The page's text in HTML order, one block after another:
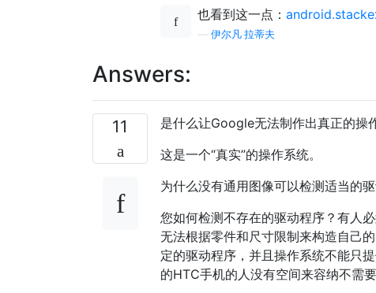
也看到这一点：
伊尔凡·拉蒂夫
Answers:
11
是什么让Google无法制作出真正的操
这是一个“真实”的操作系统。
为什么没有通用图像可以检测适当的
您如何检测不存在的驱动程序？有人
无法根据零件和尺寸限制来构造自己
定的驱动程序，并且操作系统不能只
的HTC手机的人没有空间来容纳不需要